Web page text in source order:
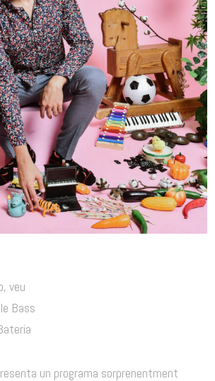
veu
Bass
un programa sorprenentment